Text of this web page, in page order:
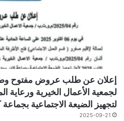
لجمعية الأعمال الخيرية ورعاية
لتجهيز الضيعة الاجتماعية
2025-09-21